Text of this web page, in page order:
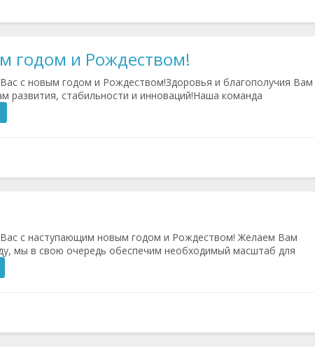
годом и Рождеством!
с новым годом и Рождеством!Здоровья и благополучия Вам
развития, стабильности и инноваций!Наша команда
с наступающим новым годом и Рождеством! Желаем Вам
мы в свою очередь обеспечим необходимый масштаб для